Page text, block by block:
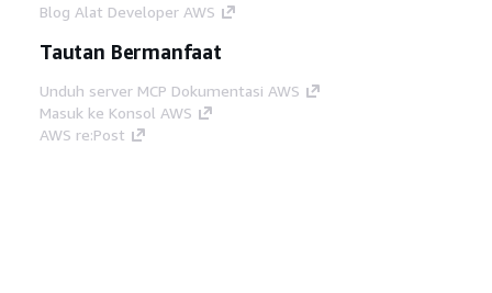
Blog Alat Developer AWS
Tautan Bermanfaat
Unduh server MCP Dokumentasi AWS
Masuk ke Konsol AWS
AWS re:Post